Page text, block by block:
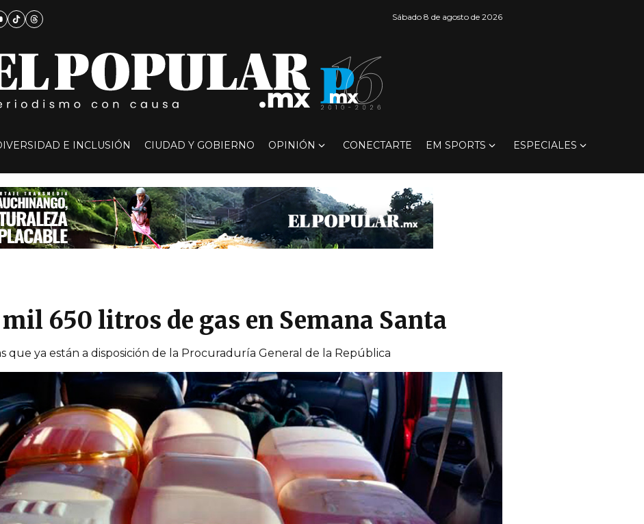
Sábado 8 de agosto de 2026
E INCLUSIÓN CIUDAD Y GOBIERNO OPINIÓN CONECTARTE EM SPORTS ESPECIALES
650 litros de gas en Semana Santa
que ya están a disposición de la Procuraduría General de la República